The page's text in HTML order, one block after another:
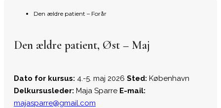
Den ældre patient – Forår
Den ældre patient, Øst – Maj
Dato for kursus: 4.-5. maj 2026 Sted: København
Delkursusleder: Maja Sparre E-mail:
majasparre@gmail.com